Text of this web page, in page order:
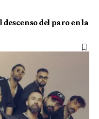
del paro en la